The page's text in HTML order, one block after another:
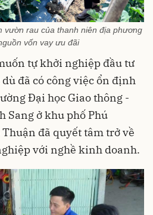
vườn rau của thanh niên địa phương
vốn vay ưu đãi
tự khởi nghiệp đầu tư
đã có công việc ổn định
Đại học Giao thông -
Sang ở khu phố Phú
đã quyết tâm trở về
với nghề kinh doanh.